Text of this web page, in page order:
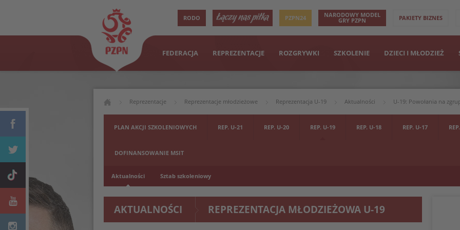
RODO PZPN24 NARODOWY MODEL
GRY PZPN PAKIETY BIZNES
FEDERACJA REPREZENTACJE ROZGRYWKI SZKOLENIE DZIECI I MŁODZIEŻ
Reprezentacje Reprezentacje młodzieżowe Reprezentacja U-19 Aktualności U-19: Powołania na
PLAN AKCJI SZKOLENIOWYCH REP. U-21 REP. U-20 REP. U-19 REP. U-18 REP. U-17
DOFINANSOWANIE MSIT
Aktualności Sztab szkoleniowy
AKTUALNOŚCI REPREZENTACJA MŁODZIEŻOWA U-19